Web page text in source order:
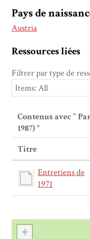
Pays de
Austria
Ressources liées
Filtrer par type de
Contenus avec "
1987) "
Titre
Entretiens de
1971
+